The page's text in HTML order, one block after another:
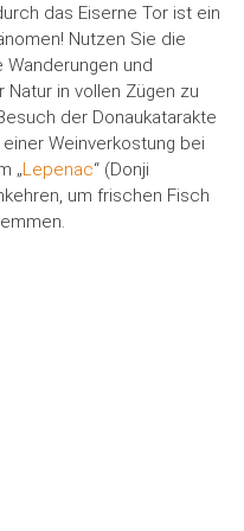
das Eiserne Tor ist ein
Nutzen Sie die
und
in vollen Zügen zu
der Donaukatarakte
Weinverkostung bei
„Lepenac“ (Donji
um frischen Fisch